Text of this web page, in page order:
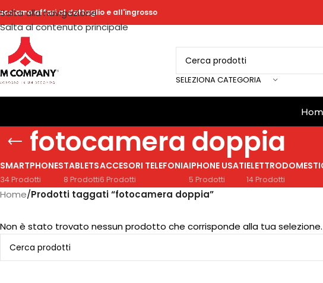
Salta alla navigazione
Salta al contenuto principale
affari al dettaglio e all'ingrosso
SELEZIONA CATEGORIA
fotocamera doppia
SMARTPHONES
34 Prodotti
TABLETS
8 Prodotti
ACCESORI TELEFONIA
6 Prodotti
IPHONE USATI
5 Prodotti 14 Prodotti
Home/Prodotti taggati “fotocamera doppia”
Non è stato trovato nessun prodotto che corrisponde alla tua selezione.